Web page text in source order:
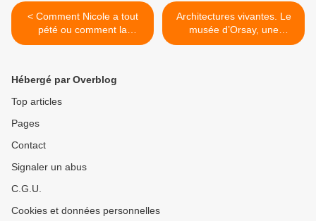
< Comment Nicole a tout
pété ou comment la
démocratie participative est
Architectures vivantes. Le
musée d’Orsay, une
cathédrale du XIXe siècle
Hébergé par Overblog
Top articles
Pages
Contact
Signaler un abus
C.G.U.
Cookies et données personnelles